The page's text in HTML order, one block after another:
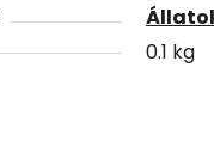
0.1 kg